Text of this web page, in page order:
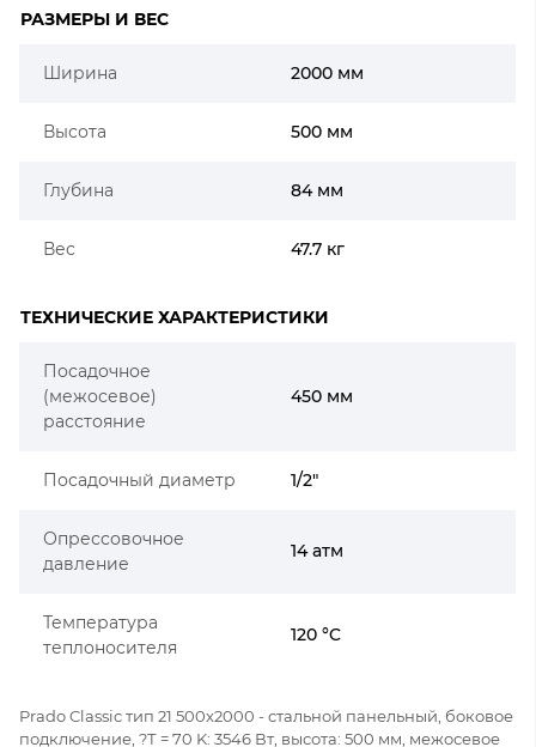
РАЗМЕРЫ И ВЕС
Ширина 2000 мм
Высота 500 мм
Глубина 84 мм
Вес 47.7 кг
ТЕХНИЧЕСКИЕ ХАРАКТЕРИСТИКИ
Посадочное
(межосевое)
расстояние
450 мм
Посадочный диаметр 1/2"
Опрессовочное
давление
14 атм
Температура
теплоносителя
120 °C
Prado Classic тип 21 500x2000 - стальной панельный, боковое
подключение, ?Т = 70 K: 3546 Вт, высота: 500 мм, межосевое